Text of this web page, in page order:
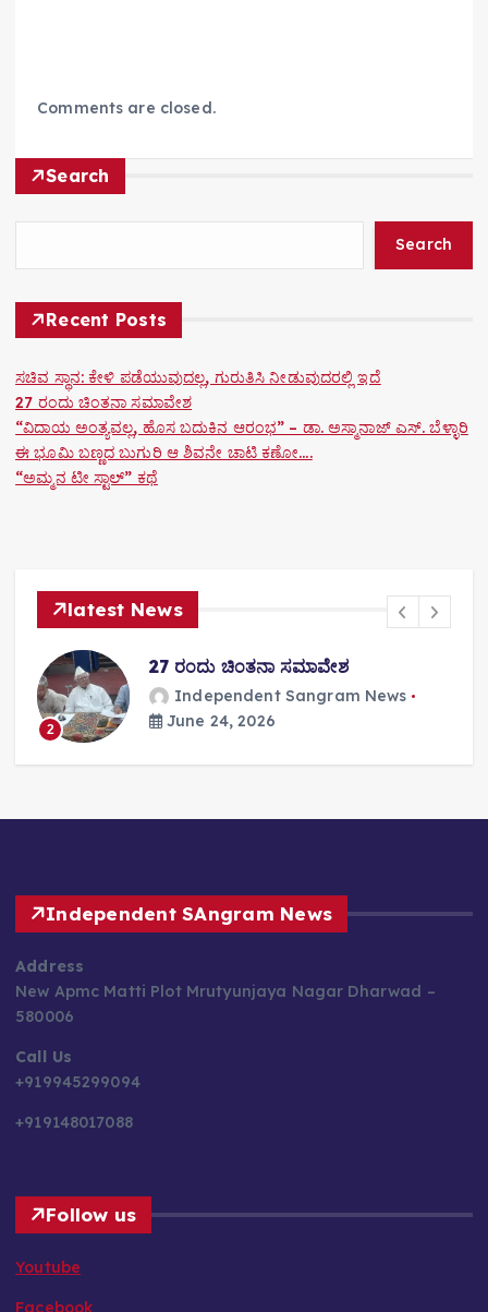
Comments are closed.
Search
Search
Recent Posts
ಸಚಿವ ಸ್ಥಾನ: ಕೇಳಿ ಪಡೆಯುವುದಲ್ಲ, ಗುರುತಿಸಿ ನೀಡುವುದರಲ್ಲಿ ಇದೆ
27 ರಂದು ಚಿಂತನಾ ಸಮಾವೇಶ
“ವಿದಾಯ ಅಂತ್ಯವಲ್ಲ, ಹೊಸ ಬದುಕಿನ ಆರಂಭ” – ಡಾ. ಅಸ್ಮಾನಾಜ್ ಎಸ್. ಬೆಳ್ಳಾರಿ
ಈ ಭೂಮಿ ಬಣ್ಣದ ಬುಗುರಿ ಆ ಶಿವನೇ ಚಾಟಿ ಕಣೋ….
“ಅಮ್ಮನ ಟೀ ಸ್ಟಾಲ್” ಕಥೆ
latest News
2
27 ರಂದು ಚಿಂತನಾ ಸಮಾವೇಶ
Independent Sangram News
June 24, 2026
Independent SAngram News
Address
New Apmc Matti Plot Mrutyunjaya Nagar Dharwad –
580006
Call Us
+919945299094
+919148017088
Follow us
Youtube